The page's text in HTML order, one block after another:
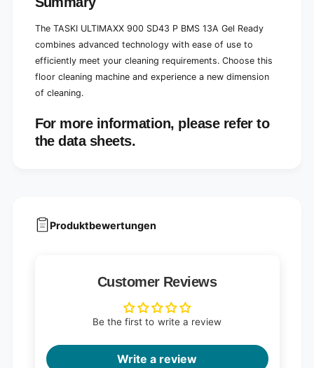
The TASKI ULTIMAXX 900 SD43 P BMS 13A Gel Ready
combines advanced technology with ease of use to
efficiently meet your cleaning requirements. Choose this
floor cleaning machine and experience a new dimension
of cleaning.
For more information, please refer to
the data sheets.
Produktbewertungen
Customer Reviews
Be the first to write a review
Write a review